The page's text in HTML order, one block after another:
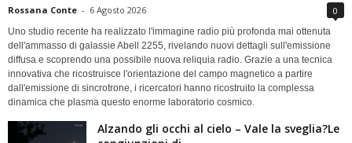
Rossana Conte - 6 Agosto 2026 0
Uno studio recente ha realizzato l'immagine radio più profonda mai ottenuta
dell'ammasso di galassie Abell 2255, rivelando nuovi dettagli sull'emissione
diffusa e scoprendo una possibile nuova reliquia radio. Grazie a una tecnica
innovativa che ricostruisce l'orientazione del campo magnetico a partire
dall'emissione di sincrotrone, i ricercatori hanno ricostruito la complessa
dinamica che plasma questo enorme laboratorio cosmico.
Alzando gli occhi al cielo – Vale la sveglia?Le